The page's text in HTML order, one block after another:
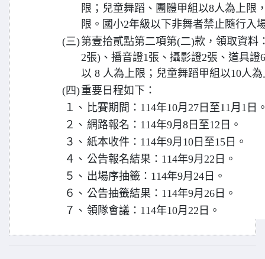
限；兒童舞蹈、團體甲組以8人為上限
限。國小2年級以下非舞者禁止隨行入
(三)第壹拾貳點第二項第(二)款，領取資料
2張)、播音證1張、攝影證2張、道具
以 8 人為上限；兒童舞蹈甲組以10人
(四)重要日程如下：
１、 比賽期間：114年10月27日至11月1日
２、 網路報名：114年9月8日至12日。
３、 紙本收件：114年9月10日至15日。
４、 公告報名結果：114年9月22日。
５、 出場序抽籤：114年9月24日。
６、 公告抽籤結果：114年9月26日。
７、 領隊會議：114年10月22日。